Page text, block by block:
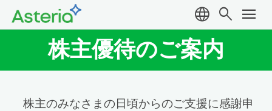
language search menu
株主優待のご案内
株主のみなさまの日頃からのご支援に感謝申